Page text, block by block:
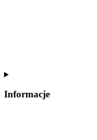
Informacje